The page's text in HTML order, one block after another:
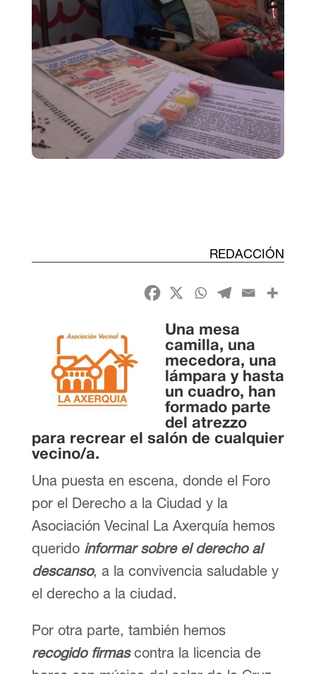
REDACCIÓN
Una mesa
camilla, una
mecedora, una
lámpara y hasta
un cuadro, han
formado parte
del atrezzo
para recrear el salón de cualquier
vecino/a.
Una puesta en escena, donde el Foro
por el Derecho a la Ciudad y la
Asociación Vecinal La Axerquía hemos
querido informar sobre el derecho al
descanso, a la convivencia saludable y
el derecho a la ciudad.
Por otra parte, también hemos
recogido firmascontra la licencia de